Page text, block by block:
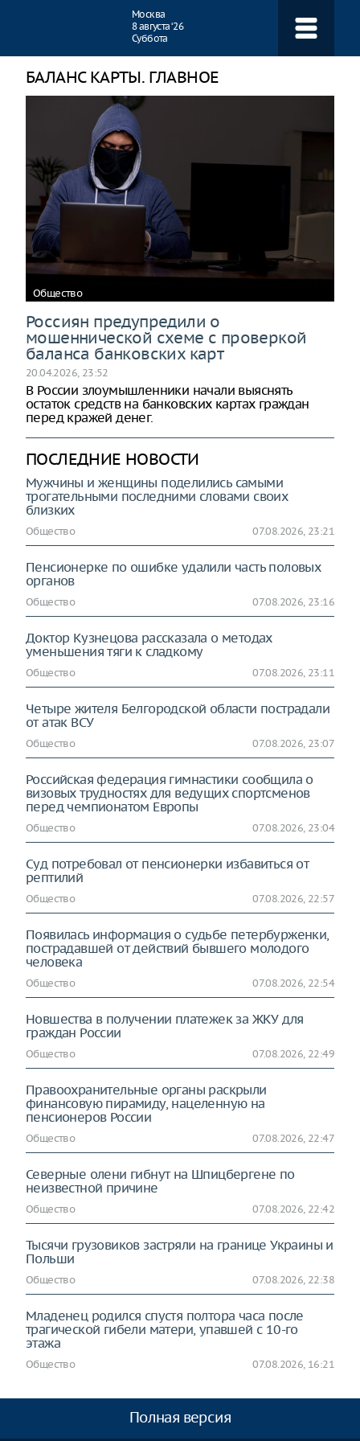
Москва
8 августа ‘26
Суббота
БАЛАНС КАРТЫ. ГЛАВНОЕ
Общество
Россиян предупредили о
мошеннической схеме с проверкой
баланса банковских карт
20.04.2026, 23:52
В России злоумышленники начали выяснять
остаток средств на банковских картах граждан
перед кражей денег.
ПОСЛЕДНИЕ НОВОСТИ
Мужчины и женщины поделились самыми
трогательными последними словами своих
близких
Общество 07.08.2026, 23:21
Пенсионерке по ошибке удалили часть половых
органов
Общество 07.08.2026, 23:16
Доктор Кузнецова рассказала о методах
уменьшения тяги к сладкому
Общество 07.08.2026, 23:11
Четыре жителя Белгородской области пострадали
от атак ВСУ
Общество 07.08.2026, 23:07
Российская федерация гимнастики сообщила о
визовых трудностях для ведущих спортсменов
перед чемпионатом Европы
Общество 07.08.2026, 23:04
Суд потребовал от пенсионерки избавиться от
рептилий
Общество 07.08.2026, 22:57
Появилась информация о судьбе петербурженки,
пострадавшей от действий бывшего молодого
человека
Общество 07.08.2026, 22:54
Новшества в получении платежек за ЖКУ для
граждан России
Общество 07.08.2026, 22:49
Правоохранительные органы раскрыли
финансовую пирамиду, нацеленную на
пенсионеров России
Общество 07.08.2026, 22:47
Северные олени гибнут на Шпицбергене по
неизвестной причине
Общество 07.08.2026, 22:42
Тысячи грузовиков застряли на границе Украины и
Польши
Общество 07.08.2026, 22:38
Младенец родился спустя полтора часа после
трагической гибели матери, упавшей с 10-го
этажа
Общество 07.08.2026, 16:21
Полная версия